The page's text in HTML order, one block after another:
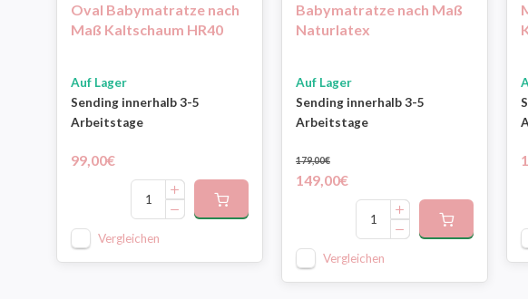
Oval Babymatratze nach
Maß Kaltschaum HR40
Auf Lager
Sending innerhalb 3-5
Arbeitstage
99,00€
Vergleichen
Babymatratze nach Maß
Naturlatex
Auf Lager
Sending innerhalb 3-5
Arbeitstage
179,00€
149,00€
Vergleichen